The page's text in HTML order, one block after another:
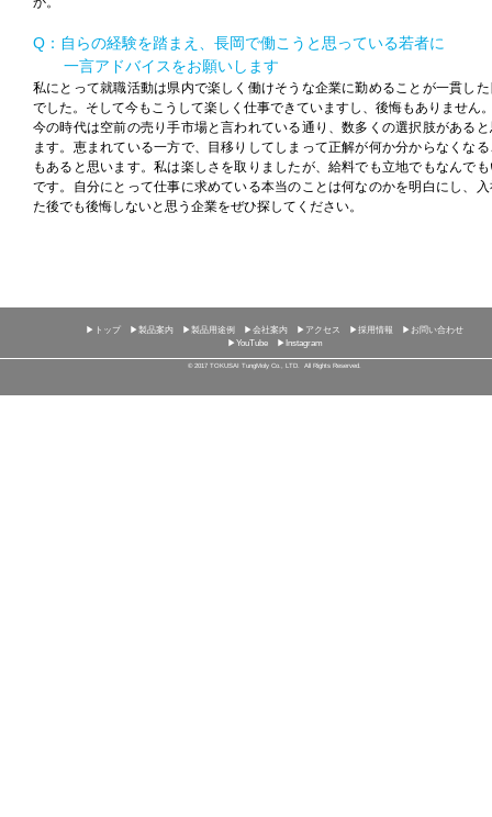
Q：自らの経験を踏まえ、長岡で働こうと思っている若者に
一言アドバイスをお願いします
私にとって就職活動は県内で楽しく働けそうな企業に勤めることが一貫した
でした。そして今もこうして楽しく仕事できていますし、後悔もありません
今の時代は空前の売り手市場と言われている通り、数多くの選択肢があると
ます。恵まれている一方で、目移りしてしまって正解が何か分からなくな
もあると思います。私は楽しさを取りましたが、給料でも立地でもなんで
です。自分にとって仕事に求めている本当のことは何なのかを明白にし、入
た後でも後悔しないと思う企業をぜひ探してください。
© 2017 TOKUSAI TungMoly Co., LTD. All Rights Reserved.
▶トップ ▶製品案内 ▶製品用途例 ▶会社案内 ▶アクセス ▶採用情報
▶お問い合わせ
▶YouTube
▶Instagram